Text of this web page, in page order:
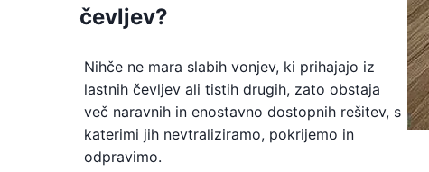
čevljev?
Nihče ne mara slabih vonjev, ki prihajajo iz
lastnih čevljev ali tistih drugih, zato obstaja
več naravnih in enostavno dostopnih rešitev, s
katerimi jih nevtraliziramo, pokrijemo in
odpravimo.